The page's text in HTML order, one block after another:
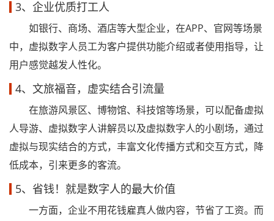
3、企业优质打工人
如银行、商场、酒店等大型企业，在APP、官网等场景
中，虚拟数字人员工为客户提供功能介绍或者使用指导，让
用户感觉越发人性化。
4、文旅福音，虚实结合引流量
在旅游风景区、博物馆、科技馆等场景，可以配备虚拟
人导游、虚拟数字人讲解员以及虚拟数字人的小剧场，通过
虚拟与现实结合的方式，丰富文化传播方式和交互方式，降
低成本，引来更多的客流。
5、省钱！就是数字人的最大价值
一方面，企业不用花钱雇真人做内容，节省了工资。而